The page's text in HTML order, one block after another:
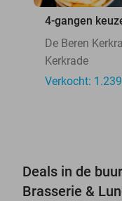
4-gangen
De Beren
Kerkrade
Verkocht: 1.239
Deals in de
Brasserie &